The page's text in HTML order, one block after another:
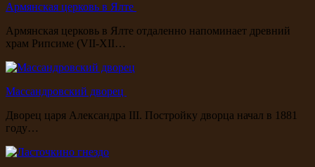
Армянская церковь в Ялте
Армянская церковь в Ялте отдаленно напоминает древний
храм Рипсиме (VII-XII…
Массандровский дворец
Дворец царя Александра III. Постройку дворца начал в 1881
году…